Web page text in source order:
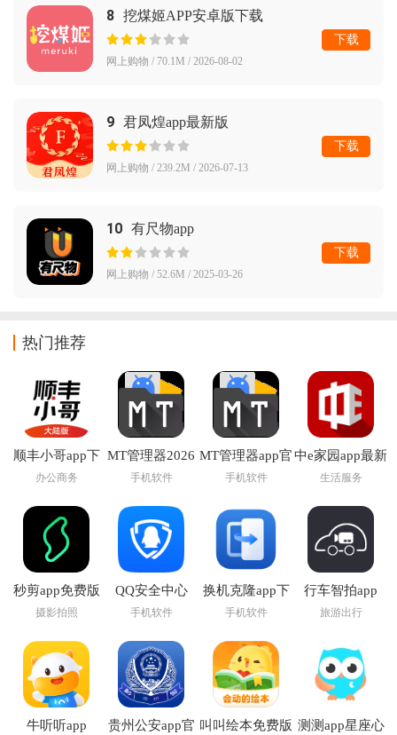
8 挖煤姬APP安卓版下载
网上购物 / 70.1M / 2026-08-02
下载
9 君凤煌app最新版
网上购物 / 239.2M / 2026-07-13
下载
10 有尺物app
网上购物 / 52.6M / 2025-03-26
下载
热门推荐
顺丰小哥app下
载
办公商务
MT管理器2026
官方最新版本
手机软件
MT管理器app官
方版下载
手机软件
中e家园app最新
版下载安装
生活服务
秒剪app免费版
摄影拍照
QQ安全中心
2026最新版本
手机软件
换机克隆app下
载
手机软件
行车智拍app
旅游出行
牛听听app 贵州公安app官 叫叫绘本免费版 测测app星座心